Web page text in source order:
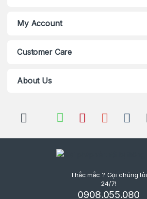
My Account
Customer Care
About Us
Thắc mắc ? Gọi chúng tôi
24/7!
0908.055.080